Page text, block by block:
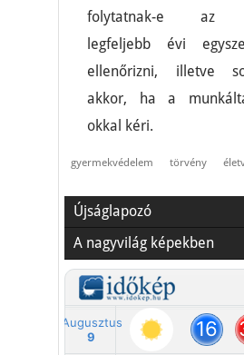
folytatnak-e az
legfeljebb évi
ellenőrizni, illetve
akkor, ha a
okkal kéri.
gyermekvédelem törvény
Újságlapozó
A nagyvilág képekben